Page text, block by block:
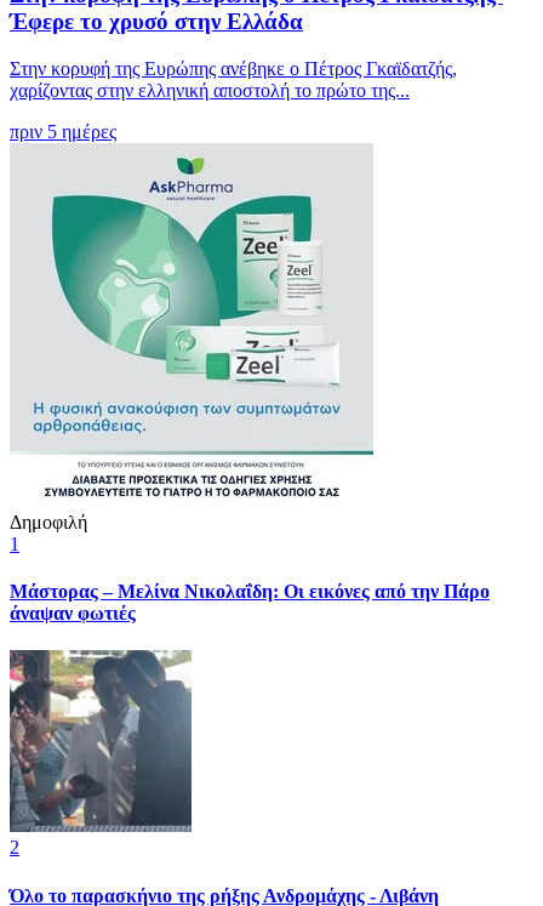
Έφερε το χρυσό στην Ελλάδα
Στην κορυφή της Ευρώπης ανέβηκε ο Πέτρος Γκαϊδατζής,
χαρίζοντας στην ελληνική αποστολή το πρώτο της...
πριν 5 ημέρες
Δημοφιλή
1
Μάστορας – Μελίνα Νικολαΐδη: Οι εικόνες από την Πάρο
άναψαν φωτιές
2
Όλο το παρασκήνιο της ρήξης Ανδρομάχης - Λιβάνη